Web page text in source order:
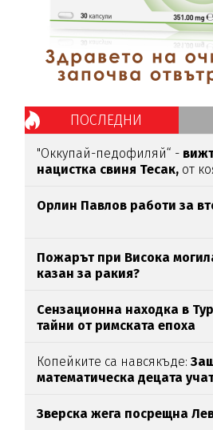
ПОСЛЕДНИ
"Оккупай-педофиляй“ -
нацистка свиня Тесак, от
Орлин Павлов работи за
Пожарът при Висока
казан за ракия?
Сензационна находка в
тайни от римската епоха
Копейките са навсякъде:
математическа децата
Зверска жега посрещна